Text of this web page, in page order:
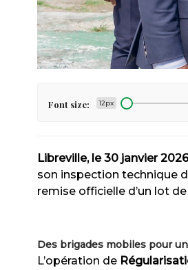
Font size: 12px
Libreville, le 30 janvier 2026
son inspection technique
remise officielle d’un lot de
Des brigades mobiles pour
L’opération de